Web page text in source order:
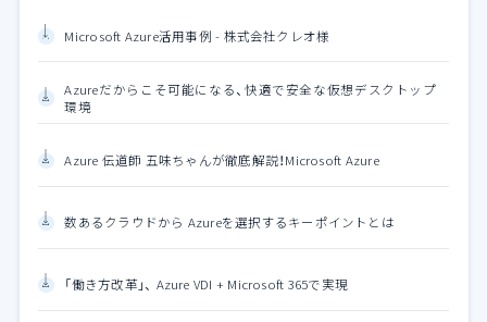
Microsoft Azure活用事例 - 株式会社クレオ様
Azureだからこそ可能になる、快適で安全な仮想デスクトップ
環境
Azure 伝道師 五味ちゃんが徹底解説！Microsoft Azure
数あるクラウドから Azureを選択するキーポイントとは
「働き方改革」、 Azure VDI + Microsoft 365で実現